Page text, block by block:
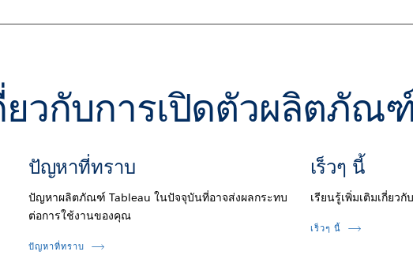
ยวกับการเปิดตัวผลิตภัณ
ปัญหาที่ทราบ
ปัญหาผลิตภัณฑ์ Tableau ในปัจจุบันที่อาจส่งผลกระทบ
ต่อการใช้งานของคุณ
ปัญหาที่ทราบ
เร็วๆ นี้
เรียนรู้เพิ่มเติมเกี่ยว
เร็วๆ นี้